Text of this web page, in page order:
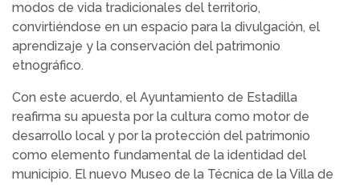
modos de vida tradicionales del territorio,
convirtiéndose en un espacio para la divulgación, el
aprendizaje y la conservación del patrimonio
etnográfico.
Con este acuerdo, el Ayuntamiento de Estadilla
reafirma su apuesta por la cultura como motor de
desarrollo local y por la protección del patrimonio
como elemento fundamental de la identidad del
municipio. El nuevo Museo de la Técnica de la Villa de